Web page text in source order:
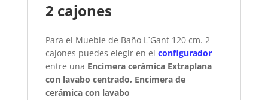
2 cajones
Para el Mueble de Baño L´Gant 120 cm. 2
cajones puedes elegir en el configurador
entre una Encimera cerámica Extraplana
con lavabo centrado, Encimera de
cerámica con lavabo